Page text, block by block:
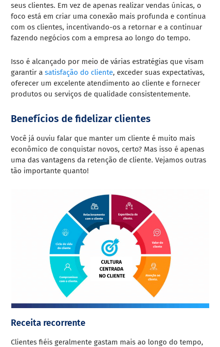
seus clientes. Em vez de apenas realizar vendas únicas, o
foco está em criar uma conexão mais profunda e contínua
com os clientes, incentivando-os a retornar e a continuar
fazendo negócios com a empresa ao longo do tempo.
Isso é alcançado por meio de várias estratégias que visam
garantir asatisfação do cliente, exceder suas expectativas,
oferecer um excelente atendimento ao cliente e fornecer
produtos ou serviços de qualidade consistentemente.
Benefícios de fidelizar clientes
Você já ouviu falar que manter um cliente é muito mais
econômico de conquistar novos, certo? Mas isso é apenas
uma das vantagens da retenção de cliente. Vejamos outras
tão importante quanto!
Receita recorrente
Clientes fiéis geralmente gastam mais ao longo do tempo,